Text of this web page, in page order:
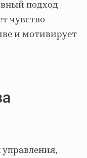
подход
чувство
и мотивирует